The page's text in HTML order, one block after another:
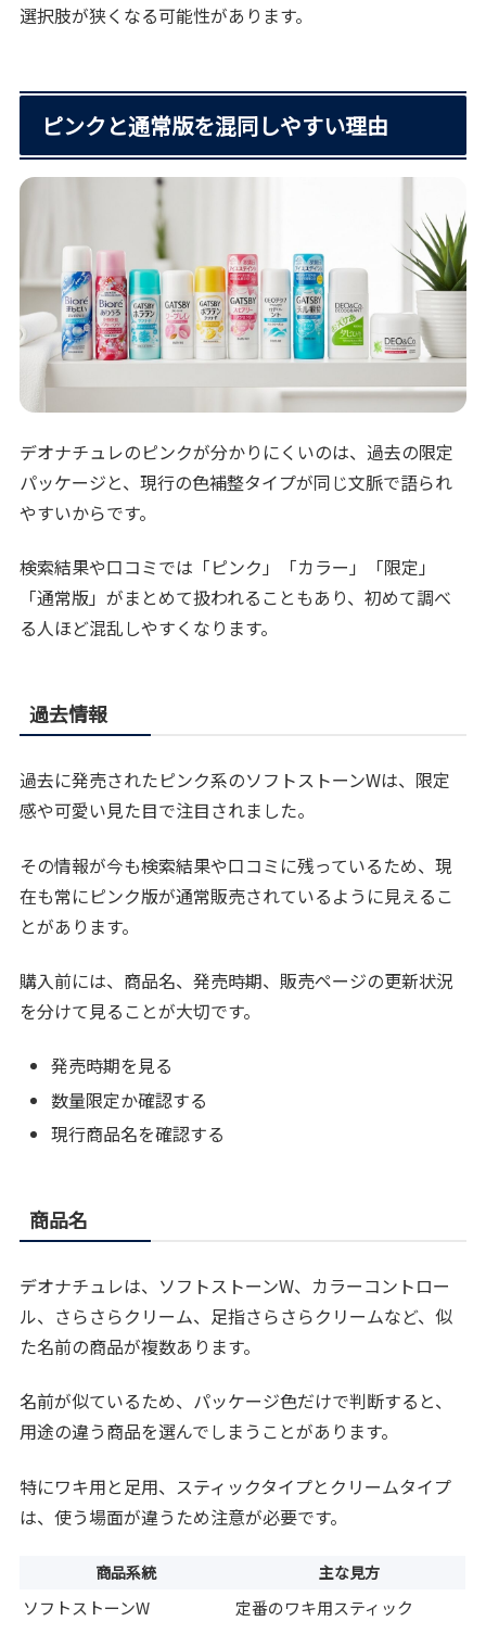
選択肢が狭くなる可能性があります。
ピンクと通常版を混同しやすい理由
デオナチュレのピンクが分かりにくいのは、過去の限定
パッケージと、現行の色補整タイプが同じ文脈で語られ
やすいからです。
検索結果や口コミでは「ピンク」「カラー」「限定」
「通常版」がまとめて扱われることもあり、初めて調べ
る人ほど混乱しやすくなります。
過去情報
過去に発売されたピンク系のソフトストーンWは、限定
感や可愛い見た目で注目されました。
その情報が今も検索結果や口コミに残っているため、現
在も常にピンク版が通常販売されているように見えるこ
とがあります。
購入前には、商品名、発売時期、販売ページの更新状況
を分けて見ることが大切です。
発売時期を見る
数量限定か確認する
現行商品名を確認する
商品名
デオナチュレは、ソフトストーンW、カラーコントロー
ル、さらさらクリーム、足指さらさらクリームなど、似
た名前の商品が複数あります。
名前が似ているため、パッケージ色だけで判断すると、
用途の違う商品を選んでしまうことがあります。
特にワキ用と足用、スティックタイプとクリームタイプ
は、使う場面が違うため注意が必要です。
商品系統 主な見方
ソフトストーンW
定番のワキ用スティック